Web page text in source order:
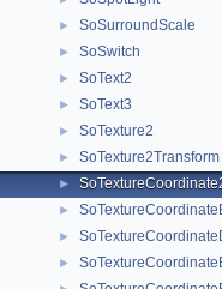
► SoSurroundScale
► SoSwitch
► SoText2
► SoText3
► SoTexture2
► SoTexture2Transform
►
►
►
►